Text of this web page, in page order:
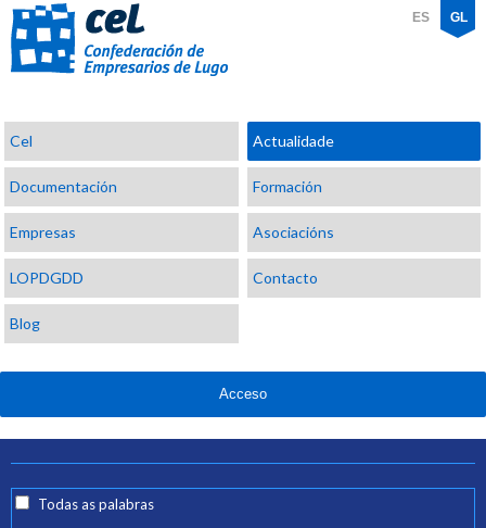
Confederación
de
Empresarios
de
Lugo
ES GL
Cel Actualidade
Documentación Formación
Empresas Asociacións
LOPDGDD Contacto
Blog
Acceso
Todas as palabras